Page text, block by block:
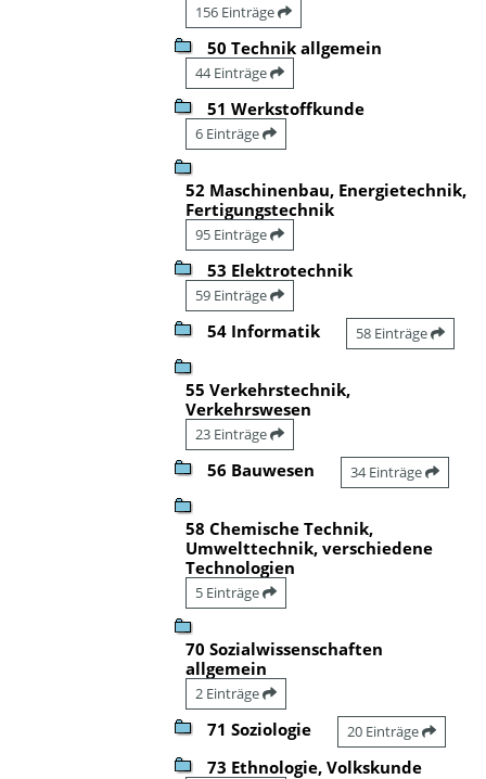
156 Einträge
50 Technik allgemein
44 Einträge
51 Werkstoffkunde
6 Einträge
52 Maschinenbau, Energietechnik,
Fertigungstechnik
95 Einträge
53 Elektrotechnik
59 Einträge
54 Informatik 58 Einträge
55 Verkehrstechnik,
Verkehrswesen
23 Einträge
56 Bauwesen 34 Einträge
58 Chemische Technik,
Umwelttechnik, verschiedene
Technologien
5 Einträge
70 Sozialwissenschaften
allgemein
2 Einträge
71 Soziologie 20 Einträge
73 Ethnologie, Volkskunde